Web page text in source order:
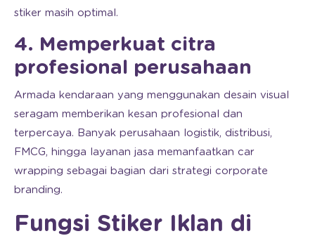
stiker masih optimal.
4. Memperkuat citra
profesional perusahaan
Armada kendaraan yang menggunakan desain visual
seragam memberikan kesan profesional dan
terpercaya. Banyak perusahaan logistik, distribusi,
FMCG, hingga layanan jasa memanfaatkan car
wrapping sebagai bagian dari strategi corporate
branding.
Fungsi Stiker Iklan di